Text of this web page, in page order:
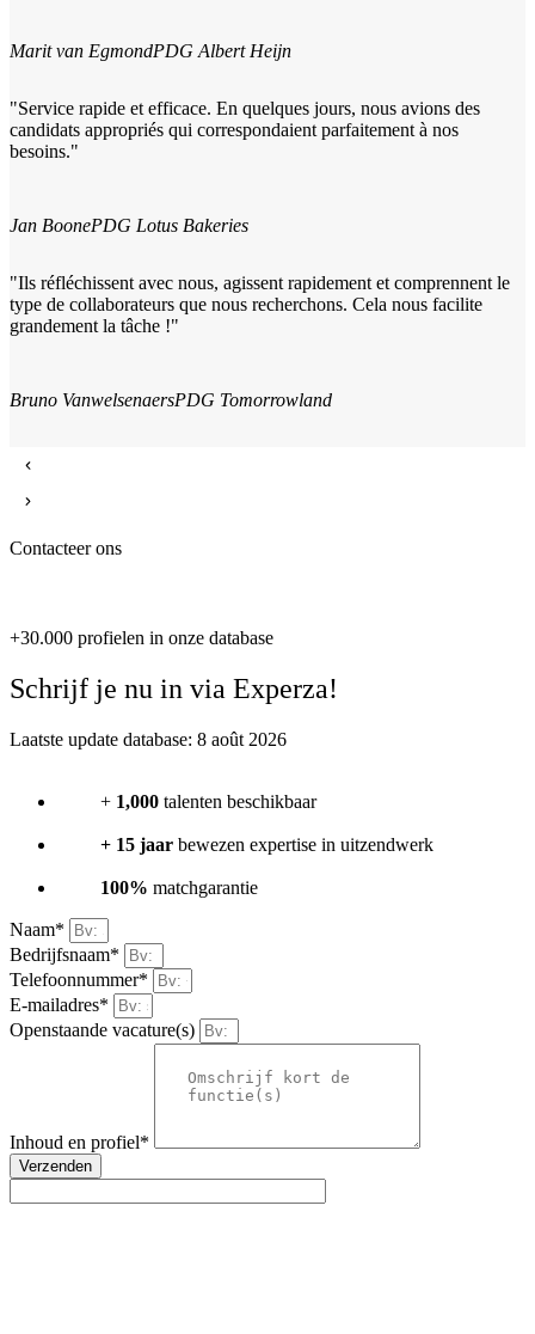
Marit van EgmondPDG Albert Heijn
Jan BoonePDG Lotus Bakeries
"Service rapide et efficace. En quelques jours, nous avions des
candidats appropriés qui correspondaient parfaitement à nos
besoins."
Bruno VanwelsenaersPDG Tomorrowland
"Ils réfléchissent avec nous, agissent rapidement et comprennent le
type de collaborateurs que nous recherchons. Cela nous facilite
grandement la tâche !"
Contacteer ons
+30.000 profielen in onze database
Schrijf je nu in via Experza!
Laatste update database: 8 août 2026
+ 1,000 talenten beschikbaar
+ 15 jaar bewezen expertise in uitzendwerk
100% matchgarantie
Naam*
Bedrijfsnaam*
Telefoonnummer*
E-mailadres*
Openstaande vacature(s)
Inhoud en profiel*
Verzenden